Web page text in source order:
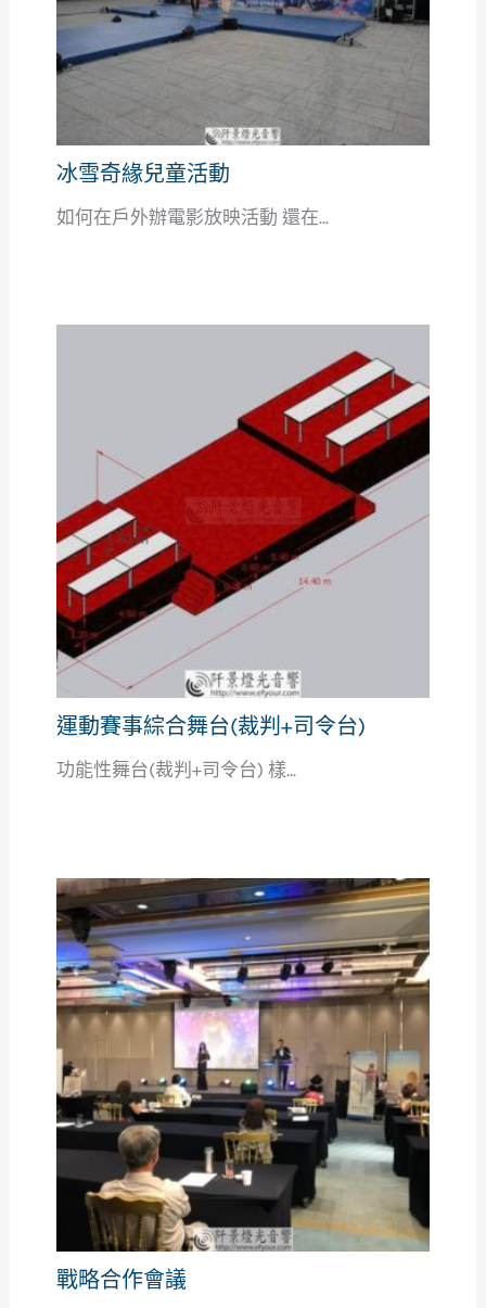
冰雪奇緣兒童活動
如何在戶外辦電影放映活動 還在...
運動賽事綜合舞台(裁判+司令台)
功能性舞台(裁判+司令台) 樣...
戰略合作會議